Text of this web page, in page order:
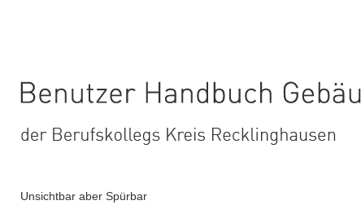
Unsichtbar aber Spürbar